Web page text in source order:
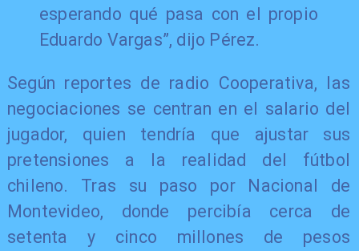
esperando qué pasa con el propio
Eduardo Vargas”, dijo Pérez.
Según reportes de radio Cooperativa, las
negociaciones se centran en el salario del
jugador, quien tendría que ajustar sus
pretensiones a la realidad del fútbol
chileno. Tras su paso por Nacional de
Montevideo, donde percibía cerca de
setenta y cinco millones de pesos